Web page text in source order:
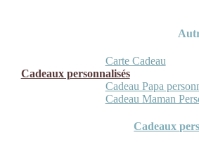
Carte Cadeau
Cadeaux personnalisés
Cadeau Papa
Cadeau Maman
Cadeaux